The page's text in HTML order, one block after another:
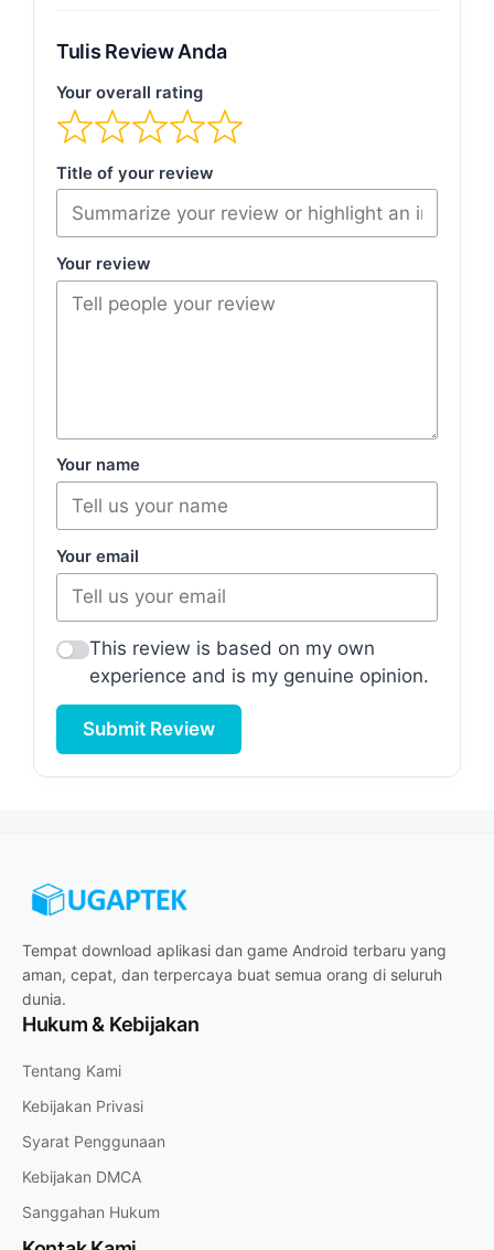
Tulis Review Anda
Your overall rating
Title of your review
Your review
Your name
Your email
This review is based on my own
experience and is my genuine opinion.
Submit Review
Tempat download aplikasi dan game Android terbaru yang
aman, cepat, dan terpercaya buat semua orang di seluruh
dunia.
Hukum & Kebijakan
Tentang Kami
Kebijakan Privasi
Syarat Penggunaan
Kebijakan DMCA
Sanggahan Hukum